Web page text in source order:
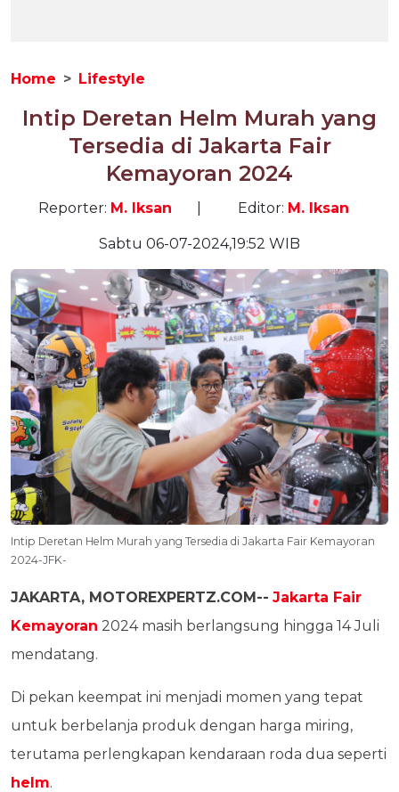
Home Lifestyle
Intip Deretan Helm Murah yang
Tersedia di Jakarta Fair
Kemayoran 2024
Reporter: M. Iksan Editor: M. Iksan
Sabtu 06-07-2024,19:52 WIB
Intip Deretan Helm Murah yang Tersedia di Jakarta Fair Kemayoran
2024-JFK-
JAKARTA, MOTOREXPERTZ.COM-- Jakarta Fair
Kemayoran 2024 masih berlangsung hingga 14 Juli
mendatang.
Di pekan keempat ini menjadi momen yang tepat
untuk berbelanja produk dengan harga miring,
terutama perlengkapan kendaraan roda dua seperti
helm.